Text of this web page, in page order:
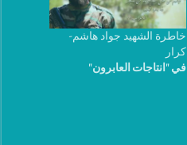
خاطرة الشهيد جواد هاشم-
كرار
في "انتاجات العابرون"